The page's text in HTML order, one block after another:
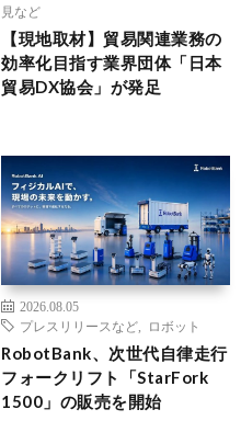
見など
【現地取材】貿易関連業務の
効率化目指す業界団体「日本
貿易DX協会」が発足
2026.08.05
プレスリリースなど
ロボット
RobotBank、次世代自律走行
フォークリフト「StarFork
1500」の販売を開始